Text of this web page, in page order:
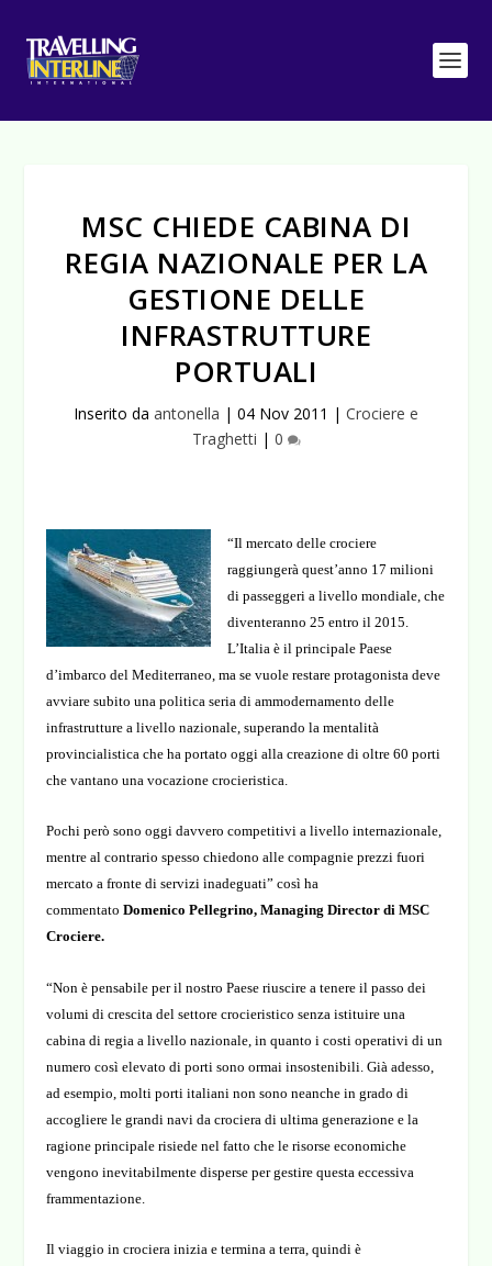
MSC CHIEDE CABINA DI
REGIA NAZIONALE PER LA
GESTIONE DELLE
INFRASTRUTTURE
PORTUALI
Inserito da antonella | 04 Nov 2011 | Crociere e
Traghetti | 0
“Il mercato delle crociere
raggiungerà quest’anno 17 milioni
di passeggeri a livello mondiale, che
diventeranno 25 entro il 2015.
L’Italia è il principale Paese
d’imbarco del Mediterraneo, ma se vuole restare protagonista deve
avviare subito una politica seria di ammodernamento delle
infrastrutture a livello nazionale, superando la mentalità
provincialistica che ha portato oggi alla creazione di oltre 60 porti
che vantano una vocazione crocieristica.
Pochi però sono oggi davvero competitivi a livello internazionale,
mentre al contrario spesso chiedono alle compagnie prezzi fuori
mercato a fronte di servizi inadeguati” così ha
commentatoDomenico Pellegrino, Managing Director di MSC
Crociere.
“Non è pensabile per il nostro Paese riuscire a tenere il passo dei
volumi di crescita del settore crocieristico senza istituire una
cabina di regia a livello nazionale, in quanto i costi operativi di un
numero così elevato di porti sono ormai insostenibili. Già adesso,
ad esempio, molti porti italiani non sono neanche in grado di
accogliere le grandi navi da crociera di ultima generazione e la
ragione principale risiede nel fatto che le risorse economiche
vengono inevitabilmente disperse per gestire questa eccessiva
frammentazione.
Il viaggio in crociera inizia e termina a terra, quindi è